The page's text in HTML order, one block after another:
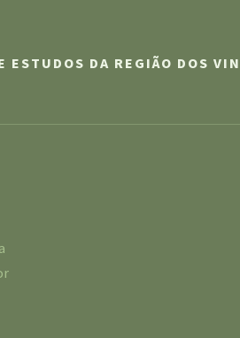
ESTUDOS DA REGIÃO DOS